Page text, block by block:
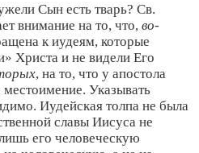
Сын есть тварь? Св.
внимание на то, что, во-
к иудеям, которые
Христа и не видели Его
, на то, что у апостола
местоимение. Указывать
Иудейская толпа не была
славы Иисуса не
его человеческую